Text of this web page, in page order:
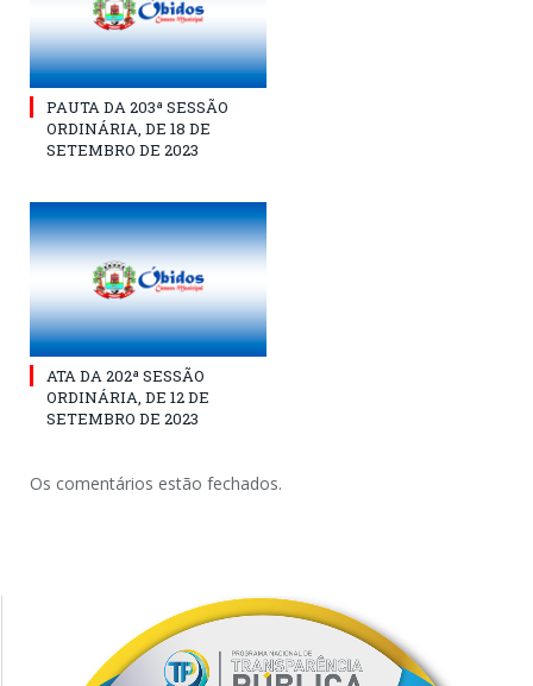
PAUTA DA 203ª SESSÃO
ORDINÁRIA, DE 18 DE
SETEMBRO DE 2023
ATA DA 202ª SESSÃO
ORDINÁRIA, DE 12 DE
SETEMBRO DE 2023
Os comentários estão fechados.